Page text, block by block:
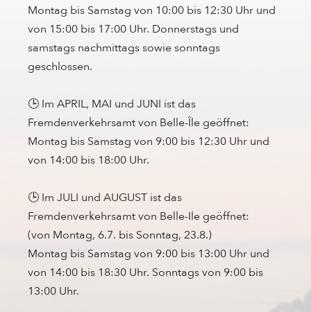
Montag bis Samstag von 10:00 bis 12:30 Uhr und
von 15:00 bis 17:00 Uhr. Donnerstags und
samstags nachmittags sowie sonntags
geschlossen.
🕒 Im APRIL, MAI und JUNI ist das
Fremdenverkehrsamt von Belle-Île geöffnet:
Montag bis Samstag von 9:00 bis 12:30 Uhr und
von 14:00 bis 18:00 Uhr.
🕒 Im JULI und AUGUST ist das
Fremdenverkehrsamt von Belle-Ile geöffnet:
(von Montag, 6.7. bis Sonntag, 23.8.)
Montag bis Samstag von 9:00 bis 13:00 Uhr und
von 14:00 bis 18:30 Uhr. Sonntags von 9:00 bis
13:00 Uhr.